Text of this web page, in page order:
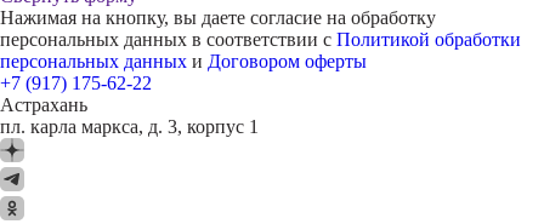
Нажимая на кнопку, вы даете согласие на обработку
персональных данных в соответствии с Политикой обработки
персональных данных и Договором оферты
+7 (917) 175-62-22
Астрахань
пл. карла маркса, д. 3, корпус 1